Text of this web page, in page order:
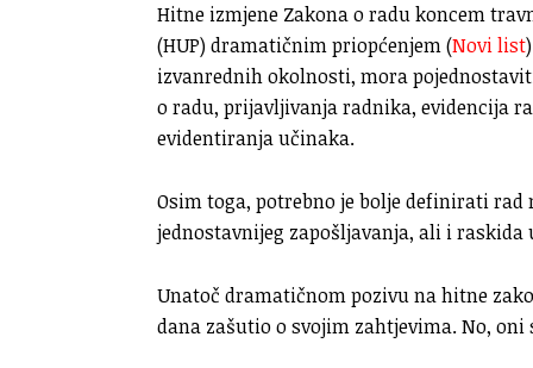
Hitne izmjene Zakona o radu koncem
(HUP) dramatičnim priopćenjem (Novi list
izvanrednih okolnosti, mora
o radu, prijavljivanja radnika, evidencija
evidentiranja učinaka.
Osim toga, potrebno je bolje definirati
jednostavnijeg zapošljavanja, ali i raskida
Unatoč dramatičnom pozivu na hitne
dana zašutio o svojim zahtjevima. No,